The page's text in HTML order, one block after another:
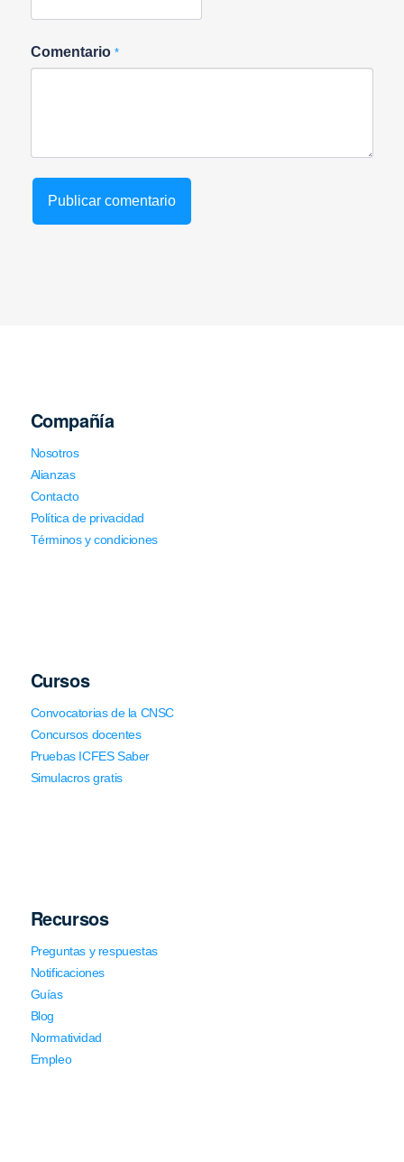
Comentario *
Compañía
Nosotros
Alianzas
Contacto
Política de privacidad
Términos y condiciones
Cursos
Convocatorias de la CNSC
Concursos docentes
Pruebas ICFES Saber
Simulacros gratis
Recursos
Preguntas y respuestas
Notificaciones
Guías
Blog
Normatividad
Empleo